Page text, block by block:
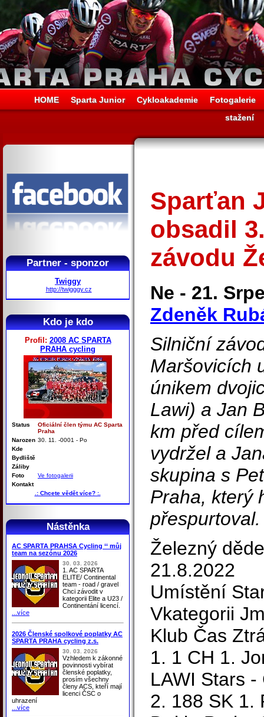
HOME Sparta Junior Cykloakademie
Fotogalerie
stažení
Partner - sponzor
Twiggy
http://twigggy.cz
Kdo je kdo
Profil: 2008 AC SPARTA
PRAHA cycling
Status
Oficiální člen týmu AC Sparta
Praha
Narozen 30. 11. -0001 - Po
Kde
Bydliště
Záliby
Foto
Ve fotogalerii
Kontakt
.: Chcete vědět více? :.
Nástěnka
AC SPARTA PRAHSA Cycling ‘‘ můj
team na sezónu 2026
30. 03. 2026
1. AC SPARTA
ELITE/ Continental
team - road / gravel
Chci závodit v
kategorii Elite a U23 /
Continentání licencí.
...více
2026 Členské spolkové poplatky AC
SPARTA PRAHA cycling z.s.
30. 03. 2026
Vzhledem k zákonné
povinnosti vybírat
členské poplatky,
prosím všechny
členy ACS, kteří mají
licenci ČSC o
uhrazení
...více
Sparťan
obsadil
závodu
Ne - 21.
Zdeněk
Silniční
Maršovicích
únikem
Lawi) a Jan
km před
vydržel a
skupina s
Praha, který
přespurtoval.
Železný
21.8.2022
Umístění
Vkategorii
Klub Čas
1. 1 CH 1.
LAWI Stars
2. 188 SK 1.